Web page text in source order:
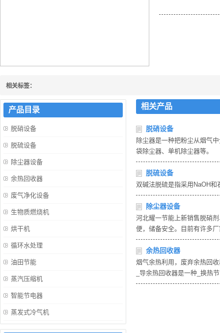
相关标签：
相关产品
脱硝设备
除尘器是一种把粉尘从烟气
袋除尘器、单机除尘器等。
脱硫设备
双碱法脱硫是指采用NaOH
除尘器设备
河北耀一节能上新销售脱硝
便，储备安全。目前有许多
余热回收器
烟气余热利用，废弃余热回
_导余热回收器是一种_换热
产品目录
脱硝设备
脱硫设备
除尘器设备
余热回收器
废气净化设备
生物质燃烧机
烘干机
循环水处理
油田节能
蒸汽压缩机
智能节电器
蒸发式冷气机